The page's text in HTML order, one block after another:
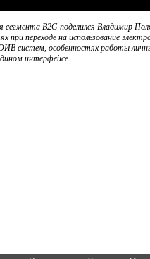
B2G поделился Владимир
при переходе на использование
систем, особенностях работы
интерфейсе.